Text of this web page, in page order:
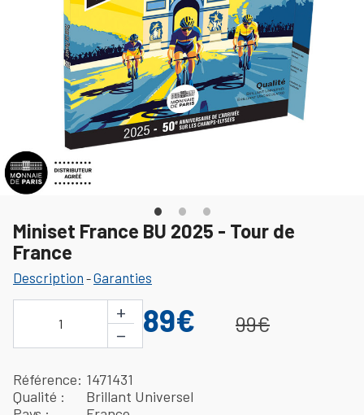
Miniset France BU 2025 - Tour de
France
Description -Garanties
1
+
−
89€ 99€
Référence 1471431
Qualité
Brillant Universel